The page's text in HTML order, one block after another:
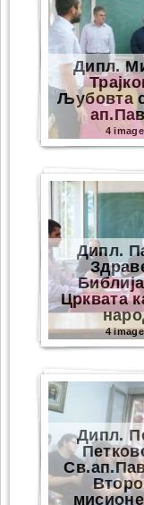
Дипл.
Љубовта
4
Дипл.
Црквата
4
Дипл.